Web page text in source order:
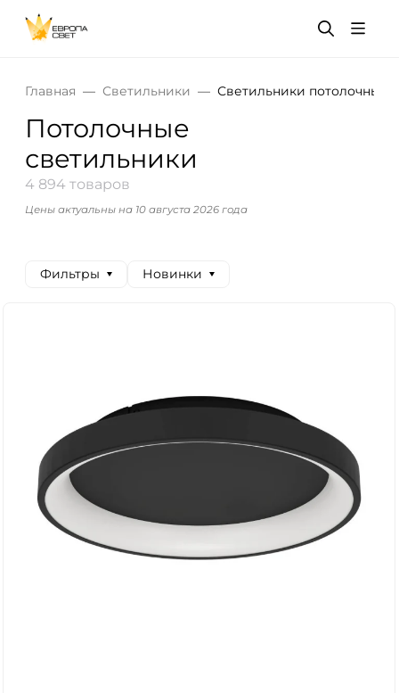
Главная Светильники Светильники потолочные
Потолочные
светильники
4 894 товаров
Цены актуальны на 10 августа 2026 года
Фильтры Новинки